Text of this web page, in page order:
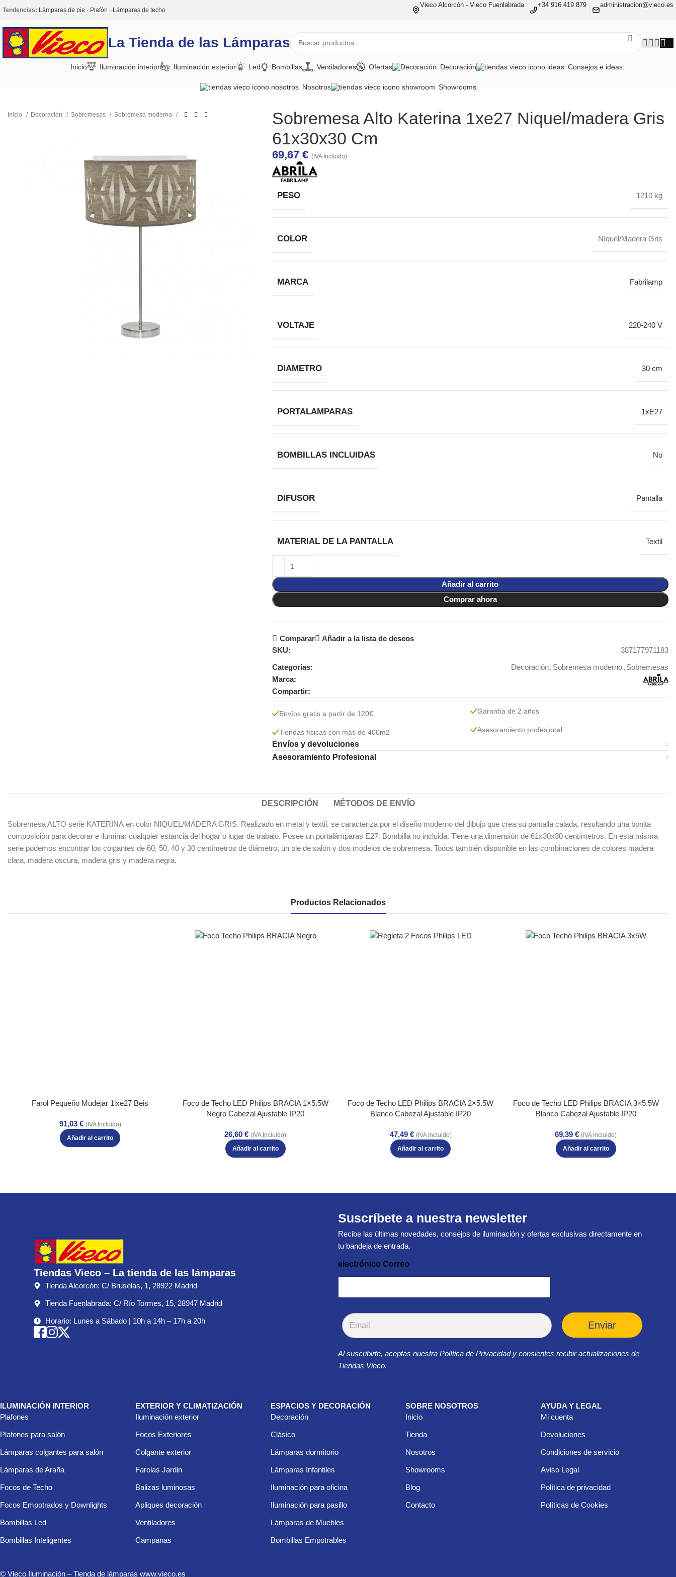
Tendencias: Lámparas de pie - Plafón - Lámparas de techo
Vieco Alcorcón - Vieco Fuenlabrada +34 916 419 879 administracion@vieco.es
La Tienda de las Lámparas
Inicio Iluminación interior Iluminación exterior Led Bombillas Ventiladores Ofertas Decoración Consejos e ideas
Nosotros Showrooms
Inicio Decoración Sobremesas Sobremesa moderno
Sobremesa Alto Katerina 1xe27 Niquel/madera Gris
61x30x30 Cm
69,67 € (IVA Incluido)
PESO 1210 kg
COLOR Níquel/Madera Gris
MARCA Fabrilamp
VOLTAJE 220-240 V
DIAMETRO 30 cm
PORTALAMPARAS 1xE27
BOMBILLAS INCLUIDAS No
DIFUSOR Pantalla
MATERIAL DE LA PANTALLA Textil
Añadir al carrito
Comprar ahora
Comparar
Añadir a la lista de deseos
SKU:
387177971183
Categorías:
Decoración, Sobremesa moderno, Sobremesas
Marca:
Compartir:
Envíos gratis a partir de 120€
Tiendas físicas con más de 400m2
Garantía de 2 años
Asesoramiento profesional
Envíos y devoluciones
Asesoramiento Profesional
DESCRIPCIÓN MÉTODOS DE ENVÍO
Sobremesa ALTO serie KATERINA en color NIQUEL/MADERA GRIS. Realizado en metal y textil, se caracteriza por el diseño moderno del dibujo que crea su pantalla calada, resultando una bonita
composición para decorar e iluminar cualquier estancia del hogar o lugar de trabajo. Posee un portalámparas E27. Bombilla no incluida. Tiene una dimensión de 61x30x30 centímetros. En esta misma
serie podemos encontrar los colgantes de 60, 50, 40 y 30 centímetros de diámetro, un pie de salón y dos modelos de sobremesa. Todos también disponible en las combinaciones de colores madera
clara, madera oscura, madera gris y madera negra.
Productos Relacionados
Farol Pequeño Mudejar 1lxe27 Beis
91,03 € (IVA Incluido)
Añadir al carrito
Foco de Techo LED Philips BRACIA 1×5.5W
Negro Cabezal Ajustable IP20
26,60€ (IVA Incluido)
Añadir al carrito
Foco de Techo LED Philips BRACIA 2×5.5W
Blanco Cabezal Ajustable IP20
47,49 € (IVA Incluido)
Añadir al carrito
Foco de Techo LED Philips BRACIA 3×5.5W
Blanco Cabezal Ajustable IP20
69,39€ (IVA Incluido)
Añadir al carrito
Tiendas Vieco – La tienda de las lámparas
Tienda Alcorcón: C/ Bruselas, 1, 28922 Madrid
Tienda Fuenlabrada: C/ Río Tormes, 15, 28947 Madrid
Horario: Lunes a Sábado | 10h a 14h – 17h a 20h
Suscríbete a nuestra newsletter
Recibe las últimas novedades, consejos de iluminación y ofertas exclusivas directamente en
tu bandeja de entrada.
electrónico Correo
C
o
e
o
c
Enviar
Al suscribirte, aceptas nuestra Política de Privacidad y consientes recibir actualizaciones de
Tiendas Vieco.
ILUMINACIÓN INTERIOR
Plafones
Plafones para salón
Lámparas colgantes para salón
Lámparas de Araña
Focos de Techo
Focos Empotrados y Downlights
Bombillas Led
Bombillas Inteligentes
EXTERIOR Y CLIMATIZACIÓN
Iluminación exterior
Focos Exteriores
Colgante exterior
Farolas Jardin
Balizas luminosas
Apliques decoración
Ventiladores
Campanas
ESPACIOS Y DECORACIÓN
Decoración
Clásico
Lámparas dormitorio
Lámparas Infantiles
Iluminación para oficina
Iluminación para pasillo
Lámparas de Muebles
Bombillas Empotrables
SOBRE NOSOTROS
Inicio
Tienda
Nosotros
Showrooms
Blog
Contacto
AYUDA Y LEGAL
Mi cuenta
Devoluciones
Condiciones de servicio
Aviso Legal
Política de privacidad
Políticas de Cookies
© Vieco Iluminación – Tienda de lámparas www.vieco.es